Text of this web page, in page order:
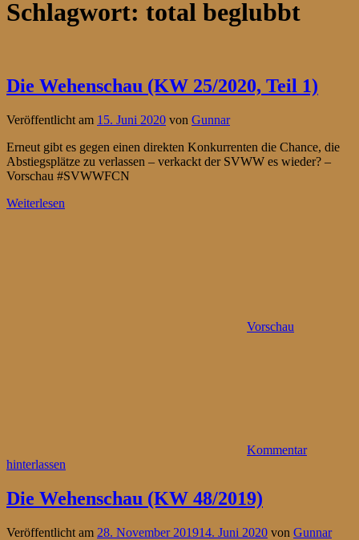
Schlagwort: total beglubbt
Die Wehenschau (KW 25/2020, Teil 1)
Veröffentlicht am 15. Juni 2020 von Gunnar
Erneut gibt es gegen einen direkten Konkurrenten die Chance, die
Abstiegsplätze zu verlassen – verkackt der SVWW es wieder? –
Vorschau #SVWWFCN
Weiterlesen
Vorschau
Kommentar
hinterlassen
Die Wehenschau (KW 48/2019)
Veröffentlicht am 28. November 201914. Juni 2020 von Gunnar